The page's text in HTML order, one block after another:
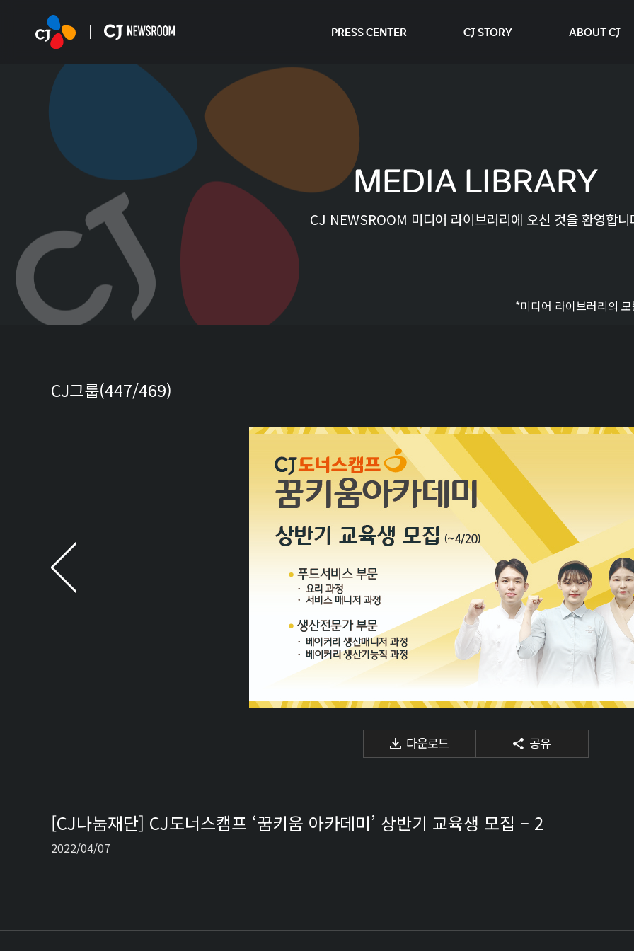
PRESS CENTER CJ STORY ABOUT CJ
MEDIA LIBRARY
CJ NEWSROOM 미디어 라이브러리에 오신 것을 환영합니
*미디어 라이브러리의
CJ그룹(447/469)
다운로드 공유
[CJ나눔재단] CJ도너스캠프 ‘꿈키움 아카데미’ 상반기 교육생 모집 – 2
2022/04/07